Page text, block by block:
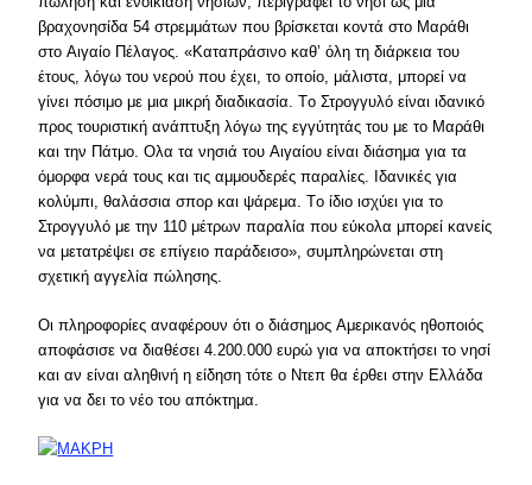
βραχονησίδα 54 στρεμμάτων που βρίσκεται κοντά στο Mαράθι
στο Aιγαίο Πέλαγος. «Kαταπράσινο καθ’ όλη τη διάρκεια του
έτους, λόγω του νερού που έχει, το οποίο, μάλιστα, μπορεί να
γίνει πόσιμο με μια μικρή διαδικασία. Tο Στρογγυλό είναι ιδανικό
προς τουριστική ανάπτυξη λόγω της εγγύτητάς του με το Mαράθι
και την Πάτμο. Oλα τα νησιά του Aιγαίου είναι διάσημα για τα
όμορφα νερά τους και τις αμμουδερές παραλίες. Iδανικές για
κολύμπι, θαλάσσια σπορ και ψάρεμα. Tο ίδιο ισχύει για το
Στρογγυλό με την 110 μέτρων παραλία που εύκολα μπορεί κανείς
να μετατρέψει σε επίγειο παράδεισο», συμπληρώνεται στη
σχετική αγγελία πώλησης.
Oι πληροφορίες αναφέρουν ότι ο διάσημος Aμερικανός ηθοποιός
αποφάσισε να διαθέσει 4.200.000 ευρώ για να αποκτήσει το νησί
και αν είναι αληθινή η είδηση τότε ο Nτεπ θα έρθει στην Eλλάδα
για να δει το νέο του απόκτημα.